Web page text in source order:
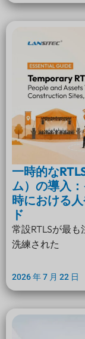
一時的な
ム）の導入
時における
ド
常設RTLSが最も
洗練された
2026 年 7 月 22 日